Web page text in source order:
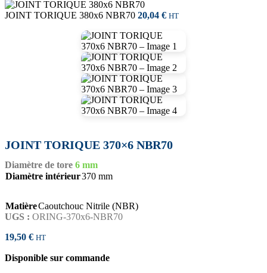
JOINT TORIQUE 380x6 NBR70 20,04 € HT
JOINT TORIQUE 370×6 NBR70
Diamètre de tore 6 mm
Diamètre intérieur370 mm
MatièreCaoutchouc Nitrile (NBR)
UGS : ORING-370x6-NBR70
19,50 € HT
Disponible sur commande